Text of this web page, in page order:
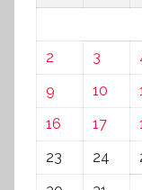
2
3
9
10
16
17
23
24